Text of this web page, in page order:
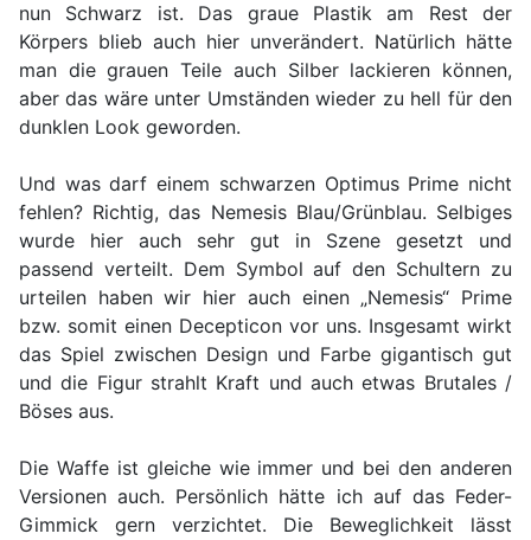
nun Schwarz ist. Das graue Plastik am Rest der
Körpers blieb auch hier unverändert. Natürlich hätte
man die grauen Teile auch Silber lackieren können,
aber das wäre unter Umständen wieder zu hell für den
dunklen Look geworden.
Und was darf einem schwarzen Optimus Prime nicht
fehlen? Richtig, das Nemesis Blau/Grünblau. Selbiges
wurde hier auch sehr gut in Szene gesetzt und
passend verteilt. Dem Symbol auf den Schultern zu
urteilen haben wir hier auch einen „Nemesis“ Prime
bzw. somit einen Decepticon vor uns. Insgesamt wirkt
das Spiel zwischen Design und Farbe gigantisch gut
und die Figur strahlt Kraft und auch etwas Brutales /
Böses aus.
Die Waffe ist gleiche wie immer und bei den anderen
Versionen auch. Persönlich hätte ich auf das Feder-
Gimmick gern verzichtet. Die Beweglichkeit lässt